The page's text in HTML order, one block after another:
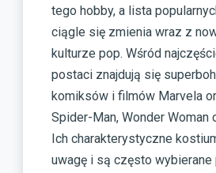
tego hobby, a lista
ciągle się zmienia wraz z
kulturze pop. Wśród
postaci znajdują się
komiksów i filmów Marvela
Spider-Man, Wonder Woman
Ich charakterystyczne
uwagę i są często wybierane